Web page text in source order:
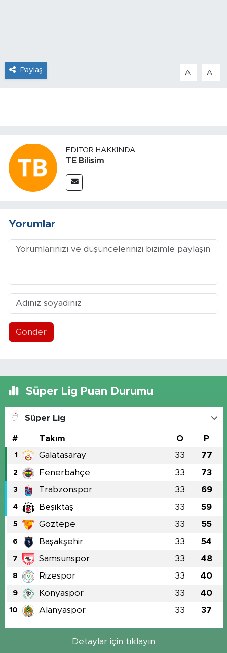
Paylaş A- A+
EDITÖR HAKKINDA
TE Bilisim
Yorumlar
Gönder
Süper Lig Puan Durumu
Süper Lig
# Takım O P
1 Galatasaray 33 77
2 Fenerbahçe 33 73
3 Trabzonspor 33 69
4 Beşiktaş 33 59
5 Göztepe 33 55
6 Başakşehir 33 54
7 Samsunspor 33 48
8 Rizespor 33 40
9 Konyaspor 33 40
10 Alanyaspor 33 37
Detaylar için tıklayın